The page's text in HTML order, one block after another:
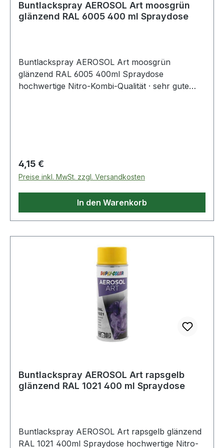
Buntlackspray AEROSOL Art moosgrün
glänzend RAL 6005 400 ml Spraydose
Buntlackspray AEROSOL Art moosgrün
glänzend RAL 6005 400ml Spraydose
hochwertige Nitro-Kombi-Qualität · sehr gute
Beton, Naturstein · Temperaturbeständigkeit: bis
+80 °C Weitere technische Eigenschaften: ·
Inhalt: 400ml · Gebinde: Spraydose
Regulärer Preis:
4,15 €
Preise inkl. MwSt. zzgl. Versandkosten
In den Warenkorb
Buntlackspray AEROSOL Art rapsgelb
glänzend RAL 1021 400 ml Spraydose
Buntlackspray AEROSOL Art rapsgelb glänzend
RAL 1021 400ml Spraydose hochwertige Nitro-